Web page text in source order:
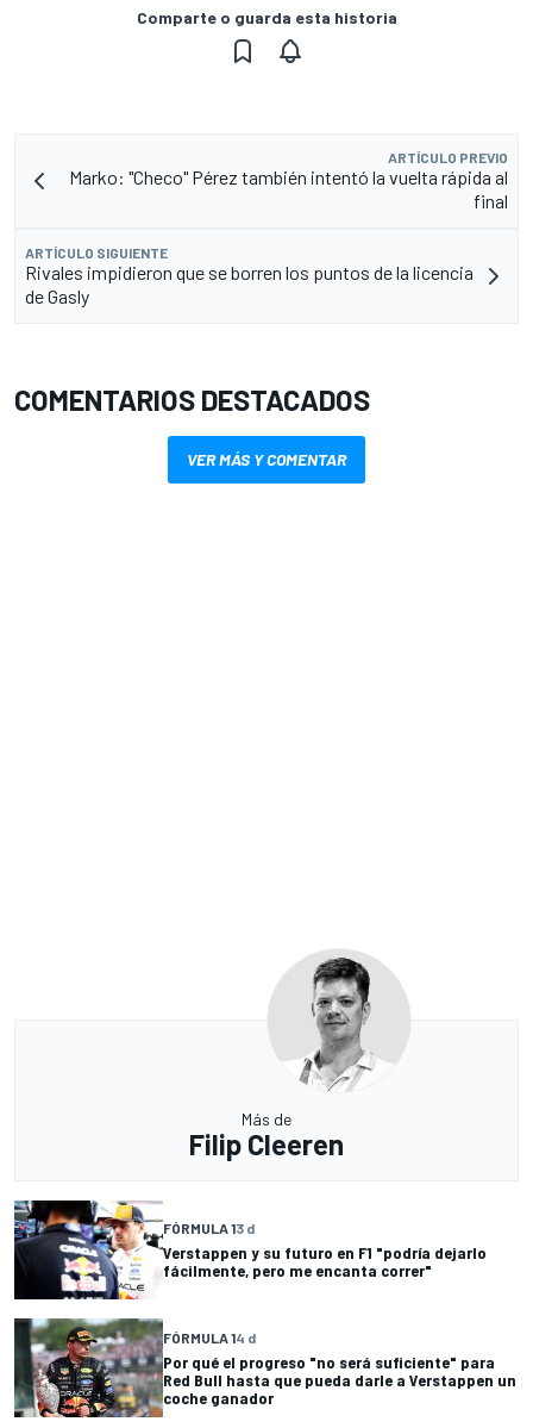
Comparte o guarda esta historia
ARTÍCULO PREVIO
Marko: "Checo" Pérez también intentó la vuelta rápida al
final
ARTÍCULO SIGUIENTE
Rivales impidieron que se borren los puntos de la licencia
de Gasly
COMENTARIOS DESTACADOS
VER MÁS Y COMENTAR
Más de
Filip Cleeren
FÓRMULA 13 d
Verstappen y su futuro en F1 "podría dejarlo
fácilmente, pero me encanta correr"
FÓRMULA 14 d
Por qué el progreso "no será suficiente" para
Red Bull hasta que pueda darle a Verstappen un
coche ganador